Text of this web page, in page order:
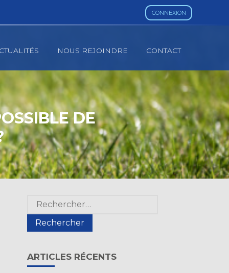
CONNEXION
NOUS REJOINDRE CONTACT
DE
Blog
sidebar
Rechercher :
ARTICLES RÉCENTS